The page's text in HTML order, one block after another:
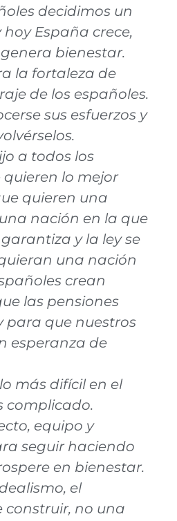
decidimos un
España crece,
bienestar.
la fortaleza de
de los españoles.
sus esfuerzos y
a todos los
quieren lo mejor
quieren una
nación en la que
y la ley se
una nación
crean
las pensiones
para que nuestros
esperanza de
más difícil en el
complicado.
equipo y
seguir haciendo
en bienestar.
el
construir, no una